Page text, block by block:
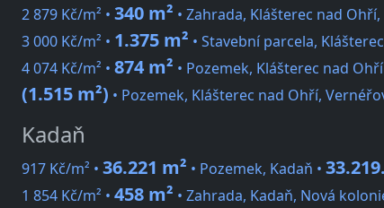
2 879 Kč/m² • 340 m² • Zahrada, Klášterec nad
3 000 Kč/m² • 1.375 m² • Stavební parcela,
4 074 Kč/m² • 874 m² • Pozemek, Klášterec nad Ohří
(1.515 m²) • Pozemek, Klášterec nad Ohří,
Kadaň
917 Kč/m² • 36.221 m² • Pozemek, Kadaň •
1 854 Kč/m² • 458 m² • Zahrada, Kadaň, Nová